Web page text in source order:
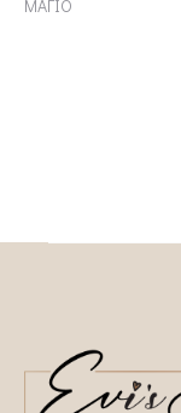
ΜΑΓΙΟ